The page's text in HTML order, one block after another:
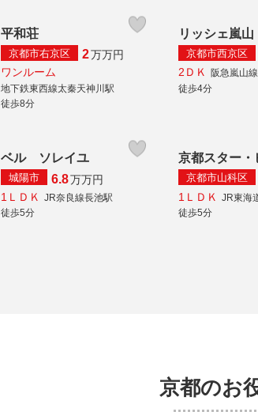
平和荘
京都市右京区 2万万円
ワンルーム
地下鉄東西線太秦天神川駅
徒歩8分
リッシェ嵐山
京都市西京区
2ＤＫ 阪急嵐山
徒歩4分
ベル ソレイユ
城陽市 6.8万万円
1ＬＤＫ
JR奈良線長池駅
徒歩5分
京都スター・
京都市山科区
1ＬＤＫ
JR東海
徒歩5分
京都のお